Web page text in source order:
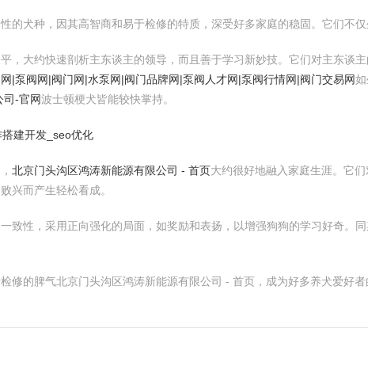
的犬种，因其高智商和易于检修的特质，深受好多家庭的稳固。它们不
，大约快速剖析主东谈主的领导，而且善于学习新妙技。它们对主东谈
|泵阀网|阀门网|水泵网|阀门品牌网|泵阀人才网|泵阀行情网|阀门交易网如
司-官网波士顿梗犬皆能较快掌持。
建开发_seo优化
北京门头沟区鸿涛新能源有限公司 - 首页大约很好地融入家庭生涯。它
兴而产生轻松看成。
致性，采用正向强化的局面，如奖励和表扬，以增强狗狗的学习好奇。
修的脾气北京门头沟区鸿涛新能源有限公司 - 首页，成为好多养犬爱好